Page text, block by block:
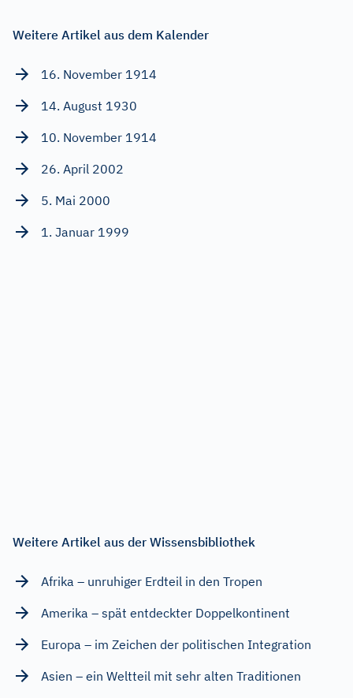
Weitere Artikel aus dem Kalender
16. November 1914
14. August 1930
10. November 1914
26. April 2002
5. Mai 2000
1. Januar 1999
Weitere Artikel aus der Wissensbibliothek
Afrika – unruhiger Erdteil in den Tropen
Amerika – spät entdeckter Doppelkontinent
Europa – im Zeichen der politischen Integration
Asien – ein Weltteil mit sehr alten Traditionen